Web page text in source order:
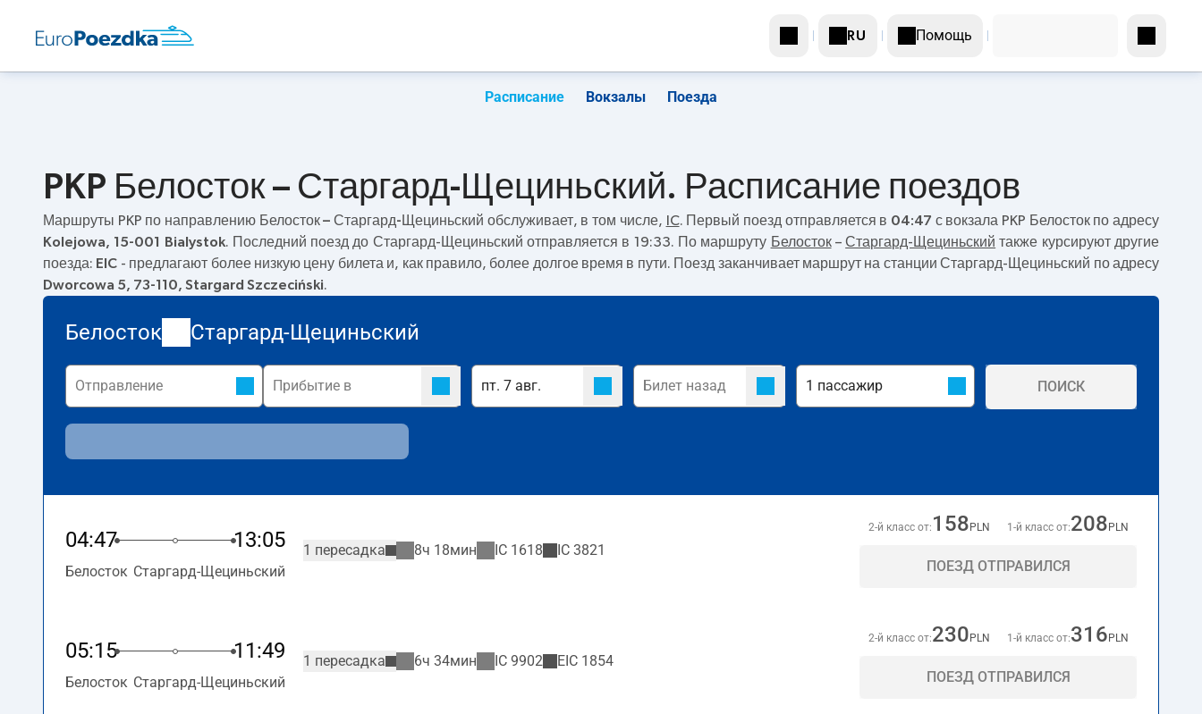
RU Помощь
Расписание Вокзалы Поезда
PKP Белосток – Старгард-Щециньский. Расписание поездов
Маршруты PKP по направлению Белосток – Старгард-Щециньский обслуживает, в том числе, IC. Первый поезд отправляется в 04:47 с вокзала PKP Белосток по адресу
Kolejowa, 15-001 Bialystok. Последний поезд до Старгард-Щециньский отправляется в 19:33. По маршруту Белосток–Старгард-Щециньский также курсируют другие
поезда: EIC - предлагают более низкую цену билета и, как правило, более долгое время в пути. Поезд заканчивает маршрут на станции Старгард-Щециньский по адресу
Dworcowa 5, 73-110, Stargard Szczeciński.
Белосток Старгард-Щециньский
ПОИСК
04:47 13:05
Белосток Старгард-Щециньский
1 пересадка 8ч 18мин IC 1618 IC 3821
2-й класс от: 158 PLN 1-й класс от:208 PLN
ПОЕЗД ОТПРАВИЛСЯ
05:15 11:49
Белосток Старгард-Щециньский
1 пересадка 6ч 34мин IC 9902 EIC 1854
2-й класс от:230 PLN 1-й класс от:316 PLN
ПОЕЗД ОТПРАВИЛСЯ